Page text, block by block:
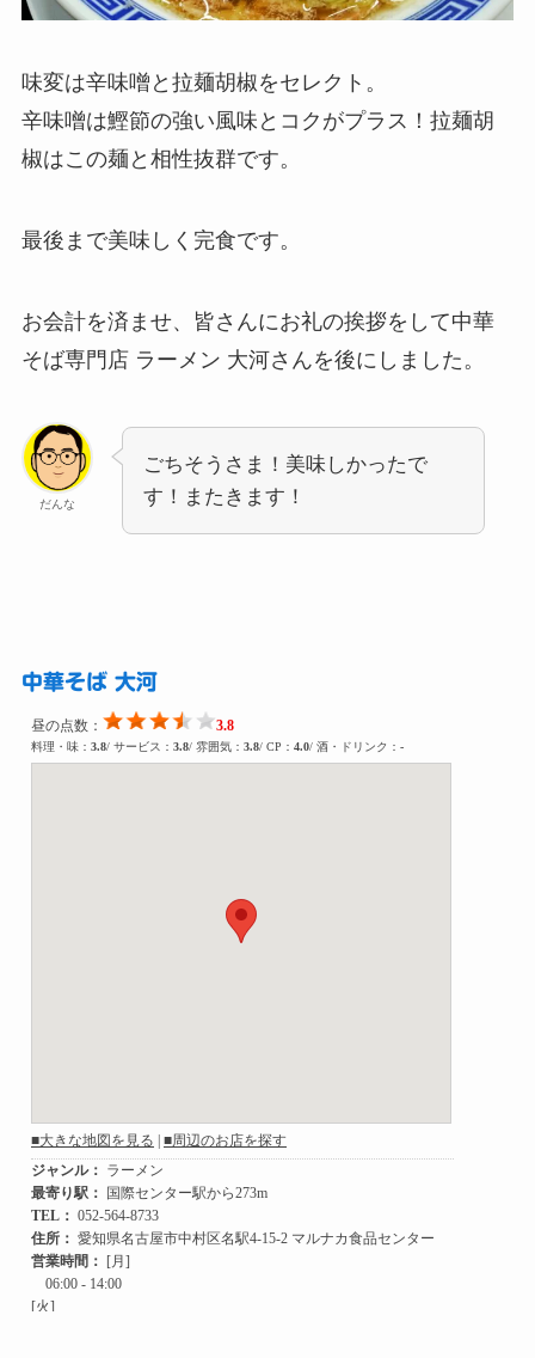
味変は辛味噌と拉麺胡椒をセレクト。
辛味噌は鰹節の強い風味とコクがプラス！拉麺胡
椒はこの麺と相性抜群です。
最後まで美味しく完食です。
お会計を済ませ、皆さんにお礼の挨拶をして中華
そば専門店 ラーメン 大河さんを後にしました。
だんな
ごちそうさま！美味しかったで
す！またきます！
中華そば 大河